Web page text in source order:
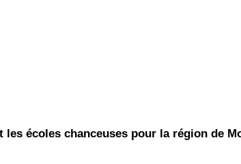
écoles chanceuses pour la région de